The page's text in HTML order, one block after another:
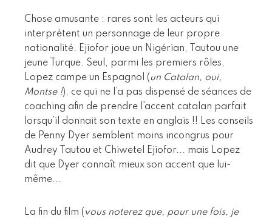
Chose amusante : rares sont les acteurs qui
interprètent un personnage de leur propre
nationalité. Ejiofor joue un Nigérian, Tautou une
jeune Turque. Seul, parmi les premiers rôles,
Lopez campe un Espagnol ( un Catalan, oui,
Montse !), ce qui ne l’a pas dispensé de séances de
coaching afin de prendre l’accent catalan parfait
lorsqu’il donnait son texte en anglais !! Les conseils
de Penny Dyer semblent moins incongrus pour
Audrey Tautou et Chiwetel Ejiofor... mais Lopez
dit que Dyer connaît mieux son accent que lui-
même...
La fin du film ( vous noterez que, pour une fois, je